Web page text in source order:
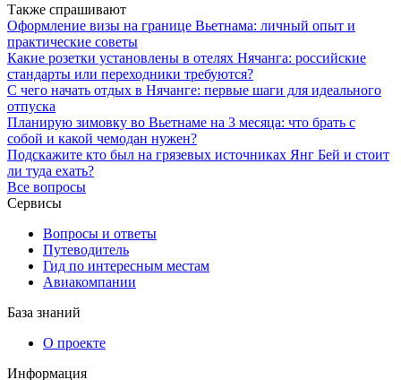
Также спрашивают
Оформление визы на границе Вьетнама: личный опыт и
практические советы
Какие розетки установлены в отелях Нячанга: российские
стандарты или переходники требуются?
С чего начать отдых в Нячанге: первые шаги для идеального
отпуска
Планирую зимовку во Вьетнаме на 3 месяца: что брать с
собой и какой чемодан нужен?
Подскажите кто был на грязевых источниках Янг Бей и стоит
ли туда ехать?
Все вопросы
Сервисы
Вопросы и ответы
Путеводитель
Гид по интересным местам
Авиакомпании
База знаний
О проекте
Информация